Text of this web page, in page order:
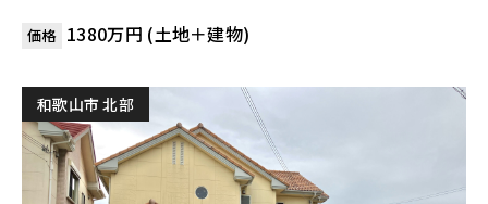
価格 1380万円 (土地＋建物)
和歌山市 北部